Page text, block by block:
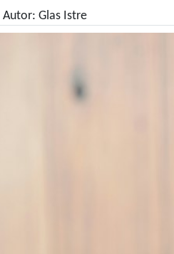
| Autor: Glas Istre